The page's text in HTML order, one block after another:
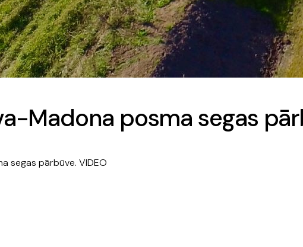
Madona posma segas
segas pārbūve. VIDEO